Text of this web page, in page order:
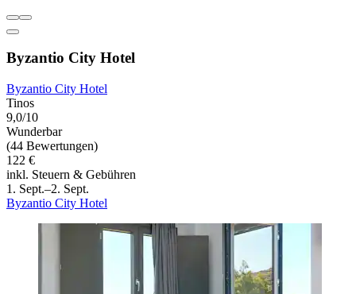
Byzantio City Hotel
Byzantio City Hotel
Tinos
9,0/10
Wunderbar
(44 Bewertungen)
122 €
inkl. Steuern & Gebühren
1. Sept.–2. Sept.
Byzantio City Hotel